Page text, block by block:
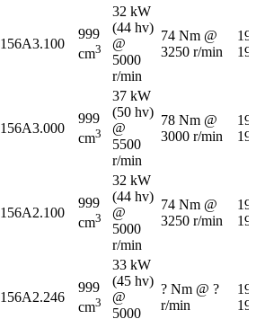
156A3.100
999
cm3
32 kW
(44 hv)
@
5000
r/min
74 Nm @
3250 r/min
156A3.000
999
cm3
37 kW
(50 hv)
@
5500
r/min
78 Nm @
3000 r/min
156A2.100
999
cm3
32 kW
(44 hv)
@
5000
r/min
74 Nm @
3250 r/min
156A2.246
999
cm3
33 kW
(45 hv)
@
5000
? Nm @ ?
r/min